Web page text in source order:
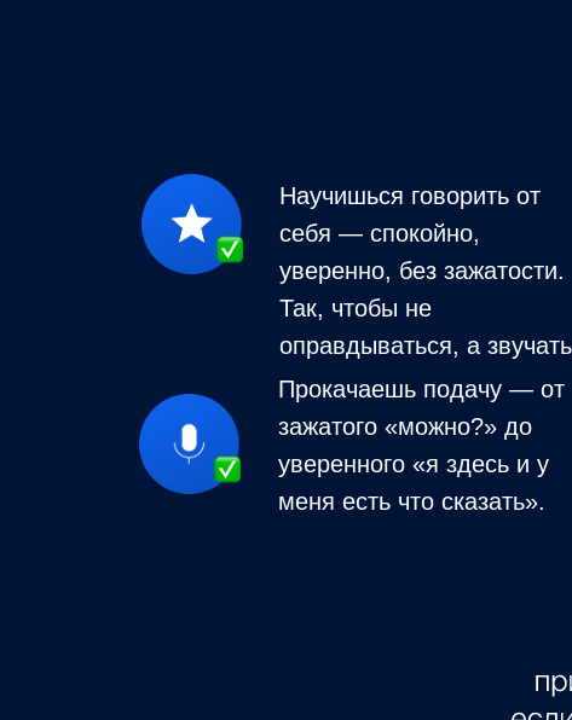
Научишься говорить от
себя — спокойно,
уверенно, без зажатости.
Так, чтобы не
оправдываться, а
Прокачаешь подачу — от
зажатого «можно?» до
уверенного «я здесь и у
меня есть что сказать».